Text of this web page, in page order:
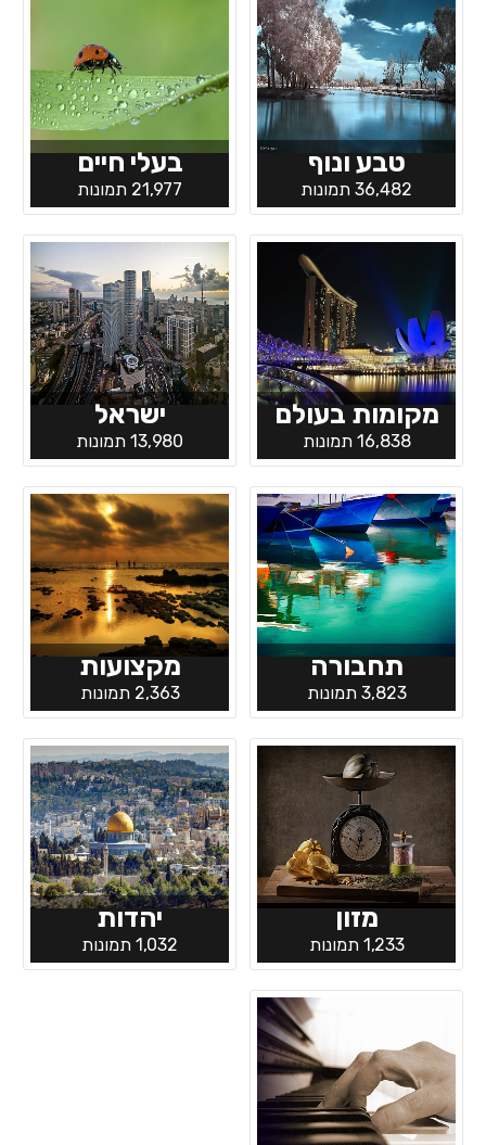
טבע ונוף
36,482 תמונות
בעלי חיים
21,977 תמונות
מקומות בעולם
16,838 תמונות
ישראל
13,980 תמונות
תחבורה
3,823 תמונות
מקצועות
2,363 תמונות
מזון
1,233 תמונות
יהדות
1,032 תמונות